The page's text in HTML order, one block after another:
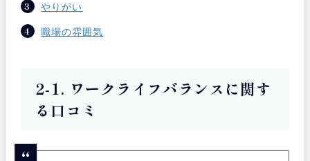
やりがい
職場の雰囲気
2-1. ワークライフバランスに関す
る口コミ